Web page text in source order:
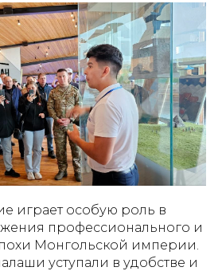
играет особую роль в
профессионального и
Монгольской империи.
уступали в удобстве и